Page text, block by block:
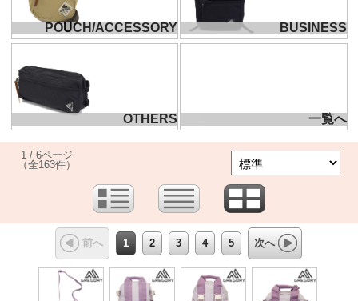
POUCH/ACCESSORY BUSINESS
OTHERS 一覧へ
1 / 6ページ
（全163件）
前へ 1 2 3 4 5 次へ